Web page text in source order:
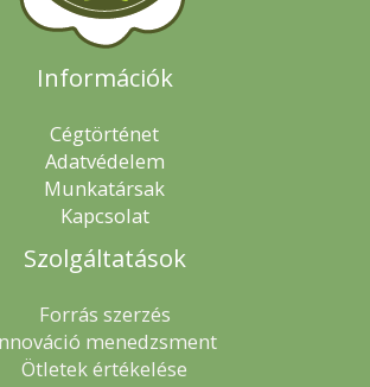
Információk
Cégtörténet
Adatvédelem
Munkatársak
Kapcsolat
Szolgáltatások
Forrás szerzés
menedzsment
Ötletek értékelése